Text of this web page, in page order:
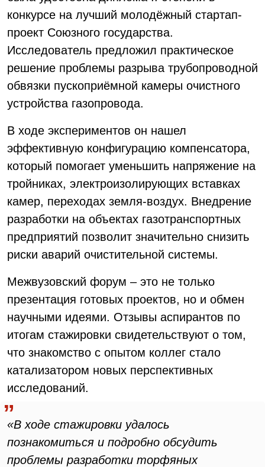
конкурсе на лучший молодёжный стартап-
проект Союзного государства.
Исследователь предложил практическое
решение проблемы разрыва трубопроводной
обвязки пускоприёмной камеры очистного
устройства газопровода.
В ходе экспериментов он нашел
эффективную конфигурацию компенсатора,
который помогает уменьшить напряжение на
тройниках, электроизолирующих вставках
камер, переходах земля-воздух. Внедрение
разработки на объектах газотранспортных
предприятий позволит значительно снизить
риски аварий очистительной системы.
Межвузовский форум – это не только
презентация готовых проектов, но и обмен
научными идеями. Отзывы аспирантов по
итогам стажировки свидетельствуют о том,
что знакомство с опытом коллег стало
катализатором новых перспективных
исследований.
«В ходе стажировки удалось
познакомиться и подробно обсудить
проблемы разработки торфяных